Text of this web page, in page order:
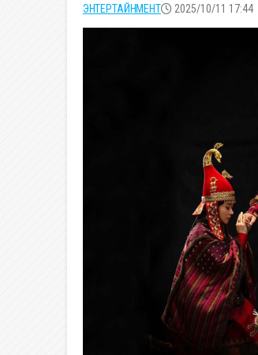
ЭНТЕРТАЙНМЕНТ 2025/10/11 17:44